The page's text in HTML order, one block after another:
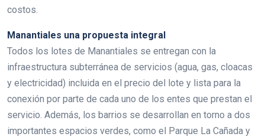
costos.
Manantiales una propuesta integral
Todos los lotes de Manantiales se entregan con la
infraestructura subterránea de servicios (agua, gas, cloacas
y electricidad) incluida en el precio del lote y lista para la
conexión por parte de cada uno de los entes que prestan el
servicio. Además, los barrios se desarrollan en torno a dos
importantes espacios verdes, como el Parque La Cañada y